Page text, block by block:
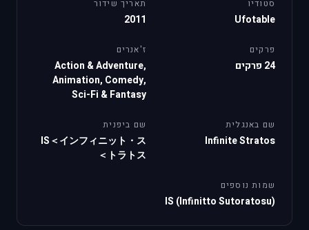
סטודיו
Ufotable
תאריך שידור
2011
פרקים
24 פרקים
ז'אנרים
Action & Adventure,
Animation, Comedy,
Sci-Fi & Fantasy
שם באנגלית
Infinite Stratos
שם ביפנית
IS＜インフィニット・ス
トラトス＞
שמות נוספים
IS (Infinitto Sutoratosu)